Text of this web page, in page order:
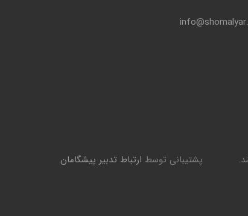
پشتیبانی توسط ارتباط تدبیر پیشگامان